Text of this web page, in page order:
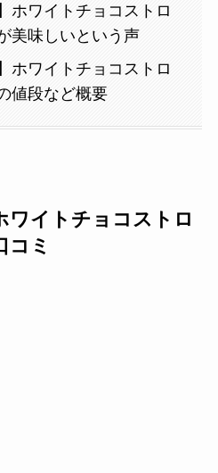
ホワイトチョコストロ
美味しいという声
ホワイトチョコストロ
値段など概要
ワイトチョコストロ
コミ